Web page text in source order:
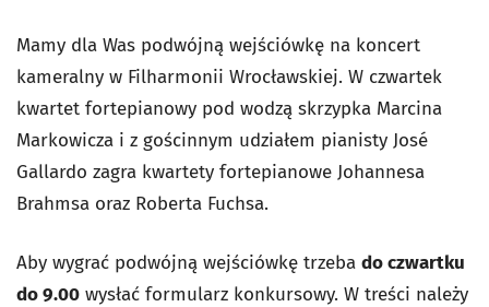
Mamy dla Was podwójną wejściówkę na koncert
kameralny w Filharmonii Wrocławskiej. W czwartek
kwartet fortepianowy pod wodzą skrzypka Marcina
Markowicza i z gościnnym udziałem pianisty José
Gallardo zagra kwartety fortepianowe Johannesa
Brahmsa oraz Roberta Fuchsa.
Aby wygrać podwójną wejściówkę trzeba do czwartku
do 9.00 wysłać formularz konkursowy. W treści należy